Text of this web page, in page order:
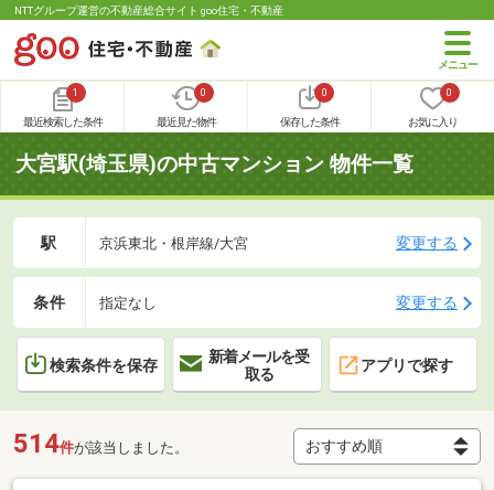
NTTグループ運営の不動産総合サイト goo住宅・不動産
1
最近検索した条件
0
最近見た物件
0
保存した条件
0
お気に入り
大宮駅(埼玉県)の中古マンション 物件一覧
駅 京浜東北・根岸線/大宮 変更する
条件 指定なし 変更する
検索条件を保存
新着メールを受
取る
アプリで探す
514件が該当しました。